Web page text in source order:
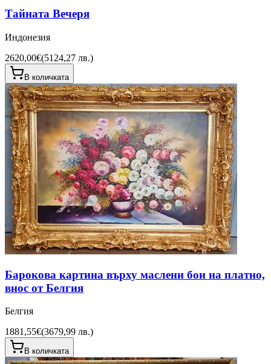
Тайната Вечеря
Индонезия
2620,00€(5124,27 лв.)
В количката
Барокова картина върху маслени бои на платно,
внос от Белгия
Белгия
1881,55€(3679,99 лв.)
В количката